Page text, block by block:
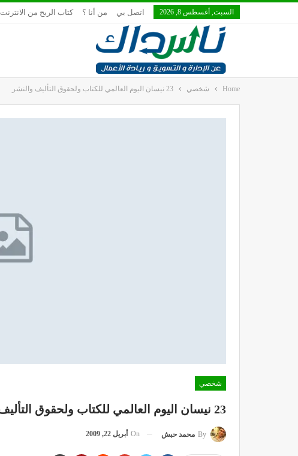
السبت, أغسطس 8, 2026 اتصل بي من أنا ؟ كتاب الربح من الانترنت
Home شخصي 23 نيسان اليوم العالمي للكتاب ولحقوق التأليف والنشر
شخصي
23 نيسان اليوم العالمي للكتاب ولحقوق التأليف والنشر
By محمد حبش On أبريل 22, 2009